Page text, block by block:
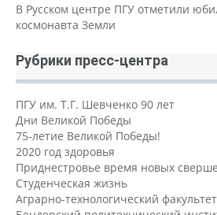
В Русском центре ПГУ отметили
космонавта Земли
Рубрики пресс-центра
ПГУ им. Т.Г. Шевченко 90 лет
Дни Великой Победы
75-летие Великой Победы!
2020 год здоровья
Приднестровье время новых
Студенческая жизнь
Аграрно-технологический факультет